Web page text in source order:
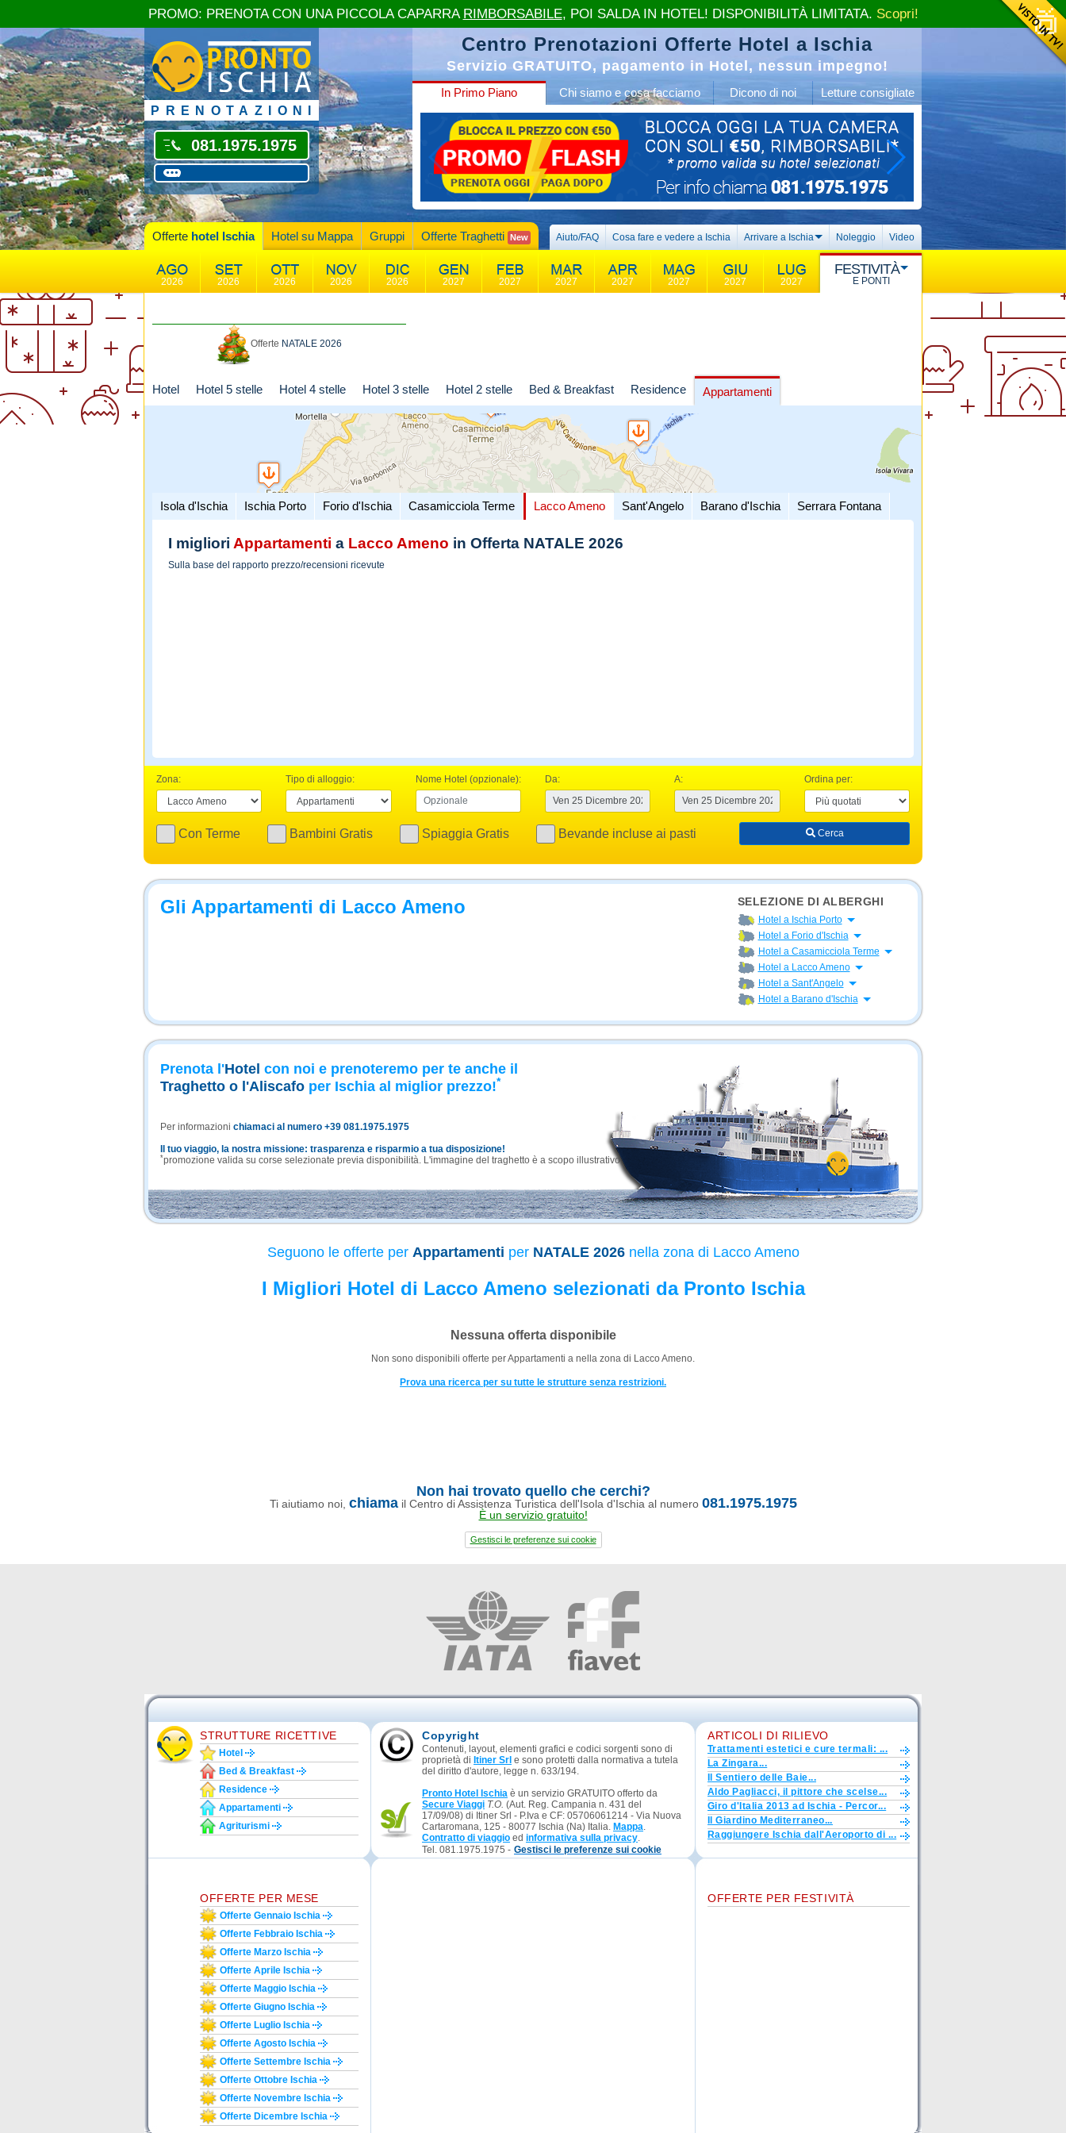
PRENOTAZIONI
081.1975.1975
Centro Prenotazioni Offerte Hotel a Ischia
Servizio GRATUITO, pagamento in Hotel, nessun impegno!
In Primo Piano Chi siamo e cosa facciamo Dicono di noi Letture consigliate
Offerte hotel Ischia Hotel su Mappa Gruppi Offerte Traghetti New Aiuto/FAQ Cosa fare e vedere a Ischia Arrivare a Ischia Noleggio Video
2026 2026 2026 2026 2026 2027 2027 2027 2027 2027 2027 2027
FESTIVITÀ
E PONTI
Offerte NATALE 2026
Hotel Hotel 5 stelle Hotel 4 stelle Hotel 3 stelle Hotel 2 stelle Bed & Breakfast Residence Appartamenti
Isola d'Ischia Ischia Porto Forio d'Ischia Casamicciola Terme Lacco Ameno Sant'Angelo Barano d'Ischia Serrara Fontana
I migliori Appartamenti a Lacco Ameno in Offerta NATALE 2026
Sulla base del rapporto prezzo/recensioni ricevute
Zona: Tipo di alloggio: Nome Hotel (opzionale): Da: A: Ordina per:
Con Terme Bambini Gratis Spiaggia Gratis Bevande incluse ai pasti Cerca
Gli Appartamenti di Lacco Ameno SELEZIONE DI ALBERGHI
Hotel a Ischia Porto Apri menu
Hotel a Forio d'Ischia Apri menu
Hotel a Casamicciola Terme Apri menu
Hotel a Lacco Ameno Apri menu
Hotel a Sant'Angelo Apri menu
Hotel a Barano d'Ischia Apri menu
Prenota l'Hotel con noi e prenoteremo per te anche il
Traghetto o l'Aliscafo per Ischia al miglior prezzo!*
Per informazioni chiamaci al numero +39 081.1975.1975
Il tuo viaggio, la nostra missione: trasparenza e risparmio a tua disposizione!
*promozione valida su corse selezionate previa disponibilità. L'immagine del traghetto è a scopo illustrativo.
Seguono le offerte per Appartamenti per NATALE 2026nella zona di Lacco Ameno
I Migliori Hotel di Lacco Ameno selezionati da Pronto Ischia
Nessuna offerta disponibile
Non sono disponibili offerte perAppartamenti a nella zona di Lacco Ameno.
Prova una ricerca per su tutte le strutture senza restrizioni.
Non hai trovato quello che cerchi?
Ti aiutiamo noi, chiamail Centro di Assistenza Turistica dell'Isola d'Ischia al numero 081.1975.1975
È un servizio gratuito!
Gestisci le preferenze sui cookie
STRUTTURE RICETTIVE
Hotel
Bed & Breakfast
Residence
Appartamenti
Agriturismi
Copyright
Contenuti, layout, elementi grafici e codici sorgenti sono di
proprietà di Itiner Srl e sono protetti dalla normativa a tutela
del diritto d'autore, legge n. 633/194.
Pronto Hotel Ischia è un servizio GRATUITO offerto da
Secure Viaggi T.O. (Aut. Reg. Campania n. 431 del
17/09/08) di Itiner Srl - P.Iva e CF: 05706061214 - Via Nuova
Cartaromana, 125 - 80077 Ischia (Na) Italia. Mappa.
Contratto di viaggio ed informativa sulla privacy.
Tel. 081.1975.1975 - Gestisci le preferenze sui cookie
ARTICOLI DI RILIEVO
Trattamenti estetici e cure termali: ...
La Zingara...
Il Sentiero delle Baie...
Aldo Pagliacci, il pittore che scelse...
Giro d'Italia 2013 ad Ischia - Percor...
Il Giardino Mediterraneo...
Raggiungere Ischia dall'Aeroporto di ...
OFFERTE PER MESE
Offerte Gennaio Ischia
Offerte Febbraio Ischia
Offerte Marzo Ischia
Offerte Aprile Ischia
Offerte Maggio Ischia
Offerte Giugno Ischia
Offerte Luglio Ischia
Offerte Agosto Ischia
Offerte Settembre Ischia
Offerte Ottobre Ischia
Offerte Novembre Ischia
Offerte Dicembre Ischia
OFFERTE PER FESTIVITÀ
PROMO: PRENOTA CON UNA PICCOLA CAPARRA RIMBORSABILE, POI SALDA IN HOTEL! DISPONIBILITÀ LIMITATA. Scopri!